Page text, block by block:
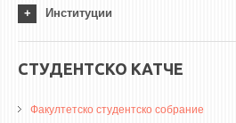
Институции
СТУДЕНТСКО КАТЧЕ
Факултетско студентско собрание